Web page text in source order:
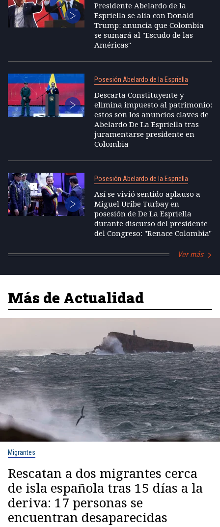
Presidente Abelardo de la
Espriella se alía con Donald
Trump: anuncia que Colombia
se sumará al "Escudo de las
Américas"
Posesión Abelardo de la Espriella
Descarta Constituyente y
elimina impuesto al patrimonio:
estos son los anuncios claves de
Abelardo De La Espriella tras
juramentarse presidente en
Colombia
Posesión Abelardo de la Espriella
Así se vivió sentido aplauso a
Miguel Uribe Turbay en
posesión de De La Espriella
durante discurso del presidente
del Congreso: "Renace Colombia"
Ver más
Más de Actualidad
Migrantes
Rescatan a dos migrantes cerca
de isla española tras 15 días a la
deriva: 17 personas se
encuentran desaparecidas